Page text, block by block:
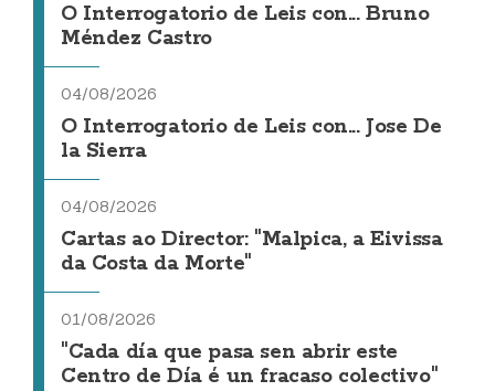
O Interrogatorio de Leis con... Bruno
Méndez Castro
04/08/2026
O Interrogatorio de Leis con... Jose De
la Sierra
04/08/2026
Cartas ao Director: "Malpica, a Eivissa
da Costa da Morte"
01/08/2026
"Cada día que pasa sen abrir este
Centro de Día é un fracaso colectivo"